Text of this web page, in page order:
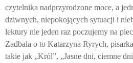
czytelnika nadprzyrodzone moce, a
dziwnych, niepokojących sytuacji i
lektury nie jeden raz poczujemy na
Zadbała o to Katarzyna Ryrych,
takie jak „Król”, „Jasne dni, ciemne